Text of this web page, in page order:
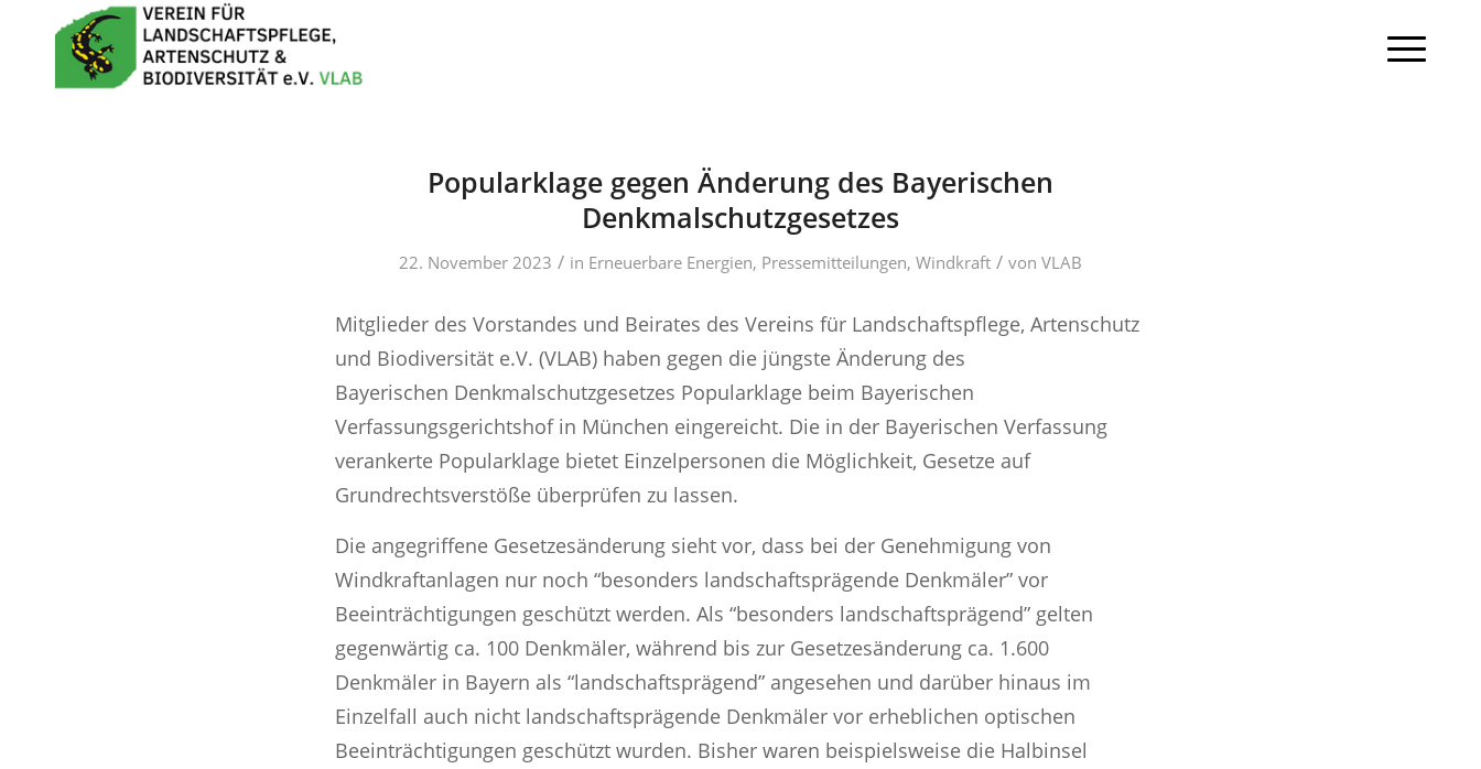
Popularklage gegen Änderung des Bayerischen
Denkmalschutzgesetzes
22. November 2023 / in Erneuerbare Energien, Pressemitteilungen, Windkraft / von VLAB
Mitglieder des Vorstandes und Beirates des Vereins für Landschaftspflege, Artenschutz
und Biodiversität e.V. (VLAB) haben gegen die jüngste Änderung des
Bayerischen Denkmalschutzgesetzes Popularklage beim Bayerischen
Verfassungsgerichtshof in München eingereicht. Die in der Bayerischen Verfassung
verankerte Popularklage bietet Einzelpersonen die Möglichkeit, Gesetze auf
Grundrechtsverstöße überprüfen zu lassen.
Die angegriffene Gesetzesänderung sieht vor, dass bei der Genehmigung von
Windkraftanlagen nur noch “besonders landschaftsprägende Denkmäler” vor
Beeinträchtigungen geschützt werden. Als “besonders landschaftsprägend” gelten
gegenwärtig ca. 100 Denkmäler, während bis zur Gesetzesänderung ca. 1.600
Denkmäler in Bayern als “landschaftsprägend” angesehen und darüber hinaus im
Einzelfall auch nicht landschaftsprägende Denkmäler vor erheblichen optischen
Beeinträchtigungen geschützt wurden. Bisher waren beispielsweise die Halbinsel